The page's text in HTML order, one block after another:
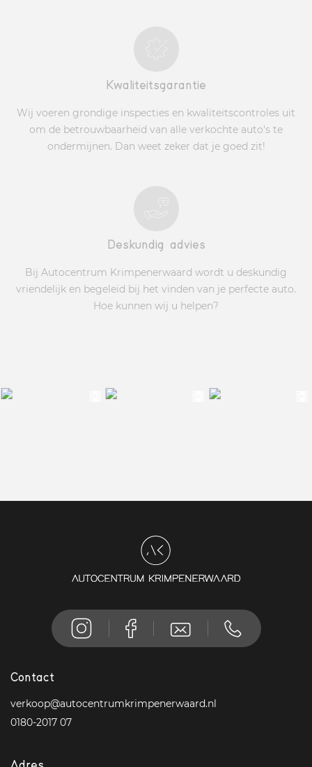
Kwaliteitsgarantie
Wij voeren grondige inspecties en kwaliteitscontroles uit
om de betrouwbaarheid van alle verkochte auto's te
ondermijnen. Dan weet zeker dat je goed zit!
Deskundig advies
Bij Autocentrum Krimpenerwaard wordt u deskundig
vriendelijk en begeleid bij het vinden van je perfecte auto.
Hoe kunnen wij u helpen?
Contact
verkoop@autocentrumkrimpenerwaard.nl
0180-2017 07